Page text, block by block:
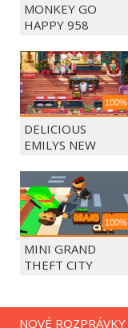
MONKEY GO
HAPPY 958
100%
DELICIOUS
EMILYS NEW
100%
MINI GRAND
THEFT CITY
NOVÉ ROZPRÁVKY